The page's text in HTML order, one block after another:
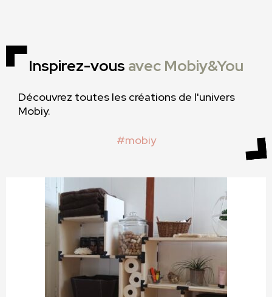
Inspirez-vous avec Mobiy&You
Découvrez toutes les créations de l'univers
Mobiy.
#mobiy